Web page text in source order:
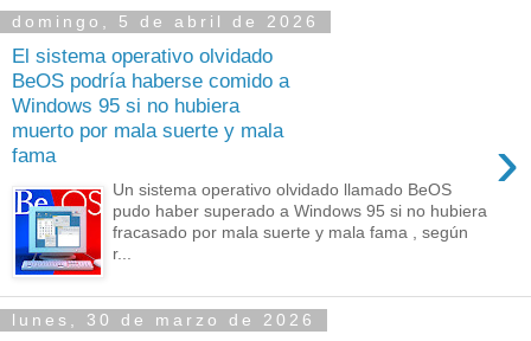
domingo, 5 de abril de 2026
El sistema operativo olvidado
BeOS podría haberse comido a
Windows 95 si no hubiera
muerto por mala suerte y mala
fama
›
Un sistema operativo olvidado llamado BeOS
pudo haber superado a Windows 95 si no hubiera
fracasado por mala suerte y mala fama , según
r...
lunes, 30 de marzo de 2026